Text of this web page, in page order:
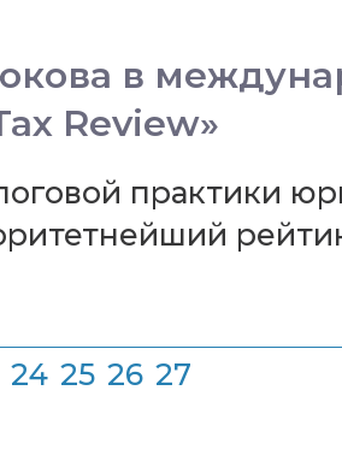
в
Review»
практики
24 25 26 27